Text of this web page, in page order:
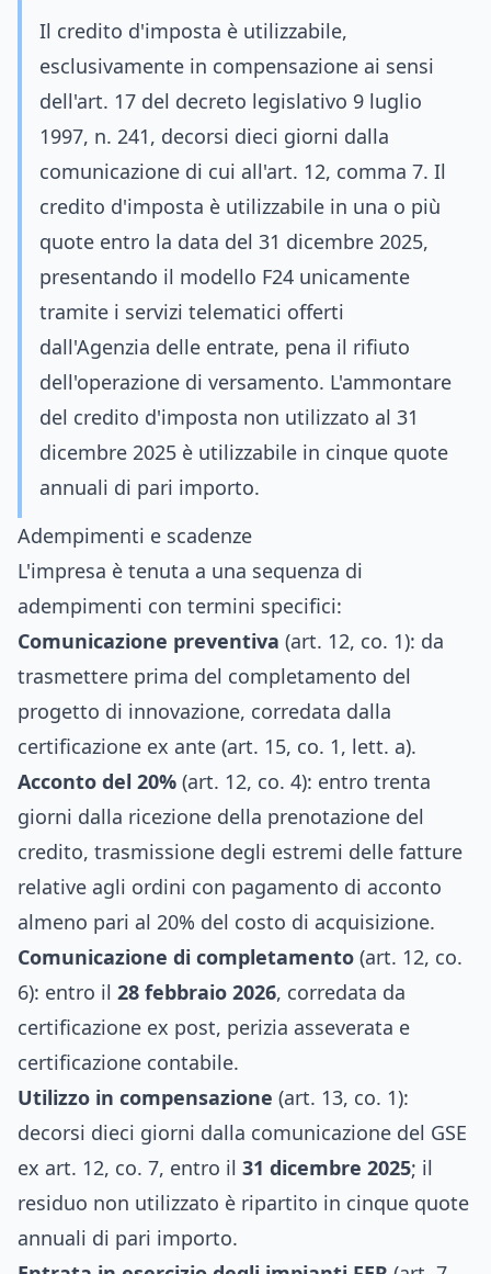
Il credito d'imposta è utilizzabile,
esclusivamente in compensazione ai sensi
dell'art. 17 del decreto legislativo 9 luglio
1997, n. 241, decorsi dieci giorni dalla
comunicazione di cui all'art. 12, comma 7. Il
credito d'imposta è utilizzabile in una o più
quote entro la data del 31 dicembre 2025,
presentando il modello F24 unicamente
tramite i servizi telematici offerti
dall'Agenzia delle entrate, pena il rifiuto
dell'operazione di versamento. L'ammontare
del credito d'imposta non utilizzato al 31
dicembre 2025 è utilizzabile in cinque quote
annuali di pari importo.
Adempimenti e scadenze
L'impresa è tenuta a una sequenza di
adempimenti con termini specifici:
Comunicazione preventiva (art. 12, co. 1): da
trasmettere prima del completamento del
progetto di innovazione, corredata dalla
certificazione ex ante (art. 15, co. 1, lett. a).
Acconto del 20% (art. 12, co. 4): entro trenta
giorni dalla ricezione della prenotazione del
credito, trasmissione degli estremi delle fatture
relative agli ordini con pagamento di acconto
almeno pari al 20% del costo di acquisizione.
Comunicazione di completamento (art. 12, co.
6): entro il 28 febbraio 2026, corredata da
certificazione ex post, perizia asseverata e
certificazione contabile.
Utilizzo in compensazione (art. 13, co. 1):
decorsi dieci giorni dalla comunicazione del GSE
ex art. 12, co. 7, entro il 31 dicembre 2025; il
residuo non utilizzato è ripartito in cinque quote
annuali di pari importo.